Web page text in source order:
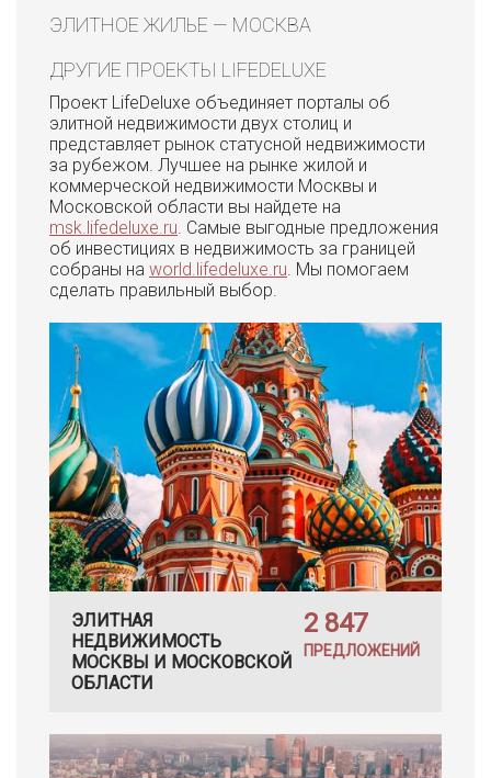
ЭЛИТНОЕ ЖИЛЬЕ — МОСКВА
ДРУГИЕ ПРОЕКТЫ LIFEDELUXE
Проект LifeDeluxe объединяет порталы об
элитной недвижимости двух столиц и
представляет рынок статусной недвижимости
за рубежом. Лучшее на рынке жилой и
коммерческой недвижимости Москвы и
Московской области вы найдете на
msk.lifedeluxe.ru. Самые выгодные предложения
об инвестициях в недвижимость за границей
собраны на world.lifedeluxe.ru. Мы помогаем
сделать правильный выбор.
ЭЛИТНАЯ
НЕДВИЖИМОСТЬ
МОСКВЫ И МОСКОВСКОЙ
ОБЛАСТИ
2 847
ПРЕДЛОЖЕНИЙ